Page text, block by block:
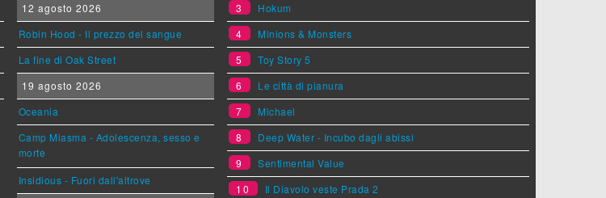
12 agosto 2026
Robin Hood - Il prezzo del sangue
La fine di Oak Street
19 agosto 2026
Oceania
Camp Miasma - Adolescenza, sesso e
morte
Insidious - Fuori dall'altrove
3
Hokum
4
Minions & Monsters
5
Toy Story 5
6
Le città di pianura
7
Michael
8
Deep Water - Incubo dagli abissi
9
Sentimental Value
10
Il Diavolo veste Prada 2